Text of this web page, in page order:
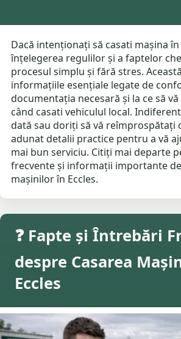
Dacă intenționați să casati mașina în
înțelegerea regulilor și a faptelor
procesul simplu și fără stres.
informațiile esențiale legate de
documentația necesară și la ce să
când casati vehiculul local.
dată sau doriți să vă reîmprospătați
adunat detalii practice pentru a vă
mai bun serviciu. Citiți mai departe
frecvente și informații importante
mașinilor în Eccles.
❓ Fapte și Întrebări
despre Casarea
Eccles